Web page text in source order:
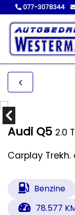
077-3078344
Audi Q5 2.0
Carplay Trekh.
Benzine
78.577